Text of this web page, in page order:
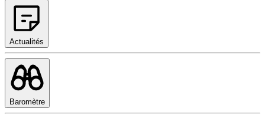
Actualités
Baromètre